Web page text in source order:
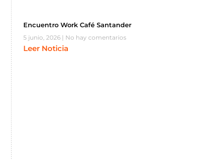
Encuentro Work Café Santander
5 junio, 2026 No hay comentarios
Leer Noticia